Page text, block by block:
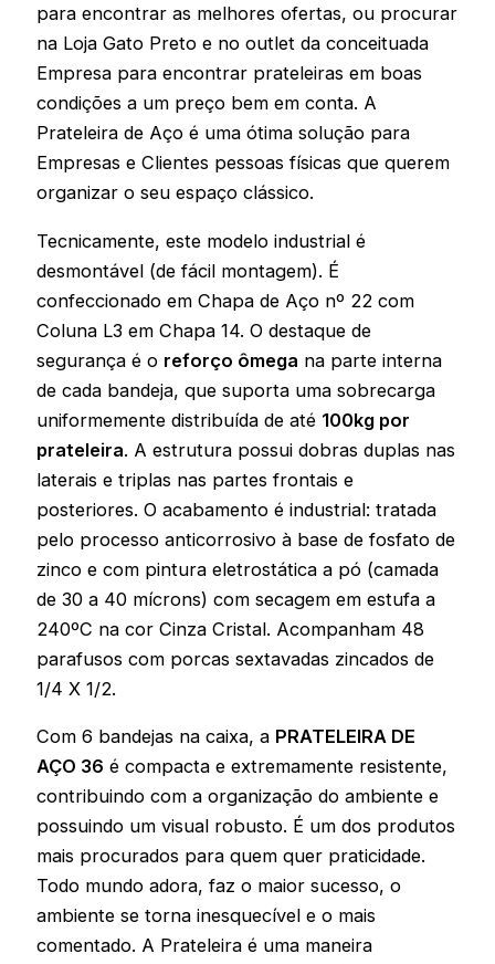
para encontrar as melhores ofertas, ou procurar
na Loja Gato Preto e no outlet da conceituada
Empresa para encontrar prateleiras em boas
condições a um preço bem em conta. A
Prateleira de Aço é uma ótima solução para
Empresas e Clientes pessoas físicas que querem
organizar o seu espaço clássico.
Tecnicamente, este modelo industrial é
desmontável (de fácil montagem). É
confeccionado em Chapa de Aço nº 22 com
Coluna L3 em Chapa 14. O destaque de
segurança é o reforço ômega na parte interna
de cada bandeja, que suporta uma sobrecarga
uniformemente distribuída de até 100kg por
prateleira. A estrutura possui dobras duplas nas
laterais e triplas nas partes frontais e
posteriores. O acabamento é industrial: tratada
pelo processo anticorrosivo à base de fosfato de
zinco e com pintura eletrostática a pó (camada
de 30 a 40 mícrons) com secagem em estufa a
240ºC na cor Cinza Cristal. Acompanham 48
parafusos com porcas sextavadas zincados de
1/4 X 1/2.
Com 6 bandejas na caixa, a PRATELEIRA DE
AÇO 36 é compacta e extremamente resistente,
contribuindo com a organização do ambiente e
possuindo um visual robusto. É um dos produtos
mais procurados para quem quer praticidade.
Todo mundo adora, faz o maior sucesso, o
ambiente se torna inesquecível e o mais
comentado. A Prateleira é uma maneira